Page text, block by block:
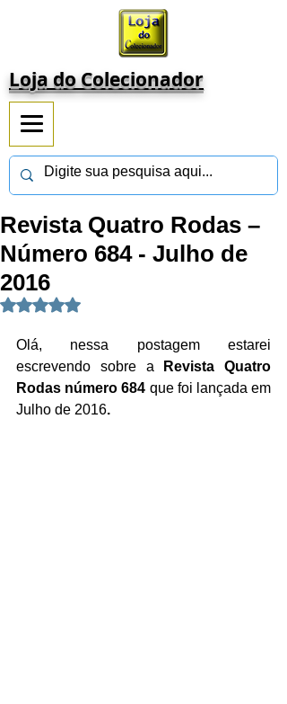
Loja do Colecionador
Revista Quatro Rodas –
Número 684 - Julho de
2016
Avaliado com NaN de 5 estrelas.
Olá, nessa postagem estarei
escrevendo sobre a
Revista Quatro
Rodas número 684 que foi lançada em
Julho de 2016.